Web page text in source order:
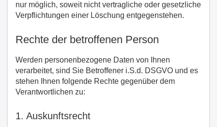
nur möglich, soweit nicht vertragliche oder gesetzliche
Verpflichtungen einer Löschung entgegenstehen.
Rechte der betroffenen Person
Werden personenbezogene Daten von Ihnen
verarbeitet, sind Sie Betroffener i.S.d. DSGVO und es
stehen Ihnen folgende Rechte gegenüber dem
Verantwortlichen zu:
1. Auskunftsrecht